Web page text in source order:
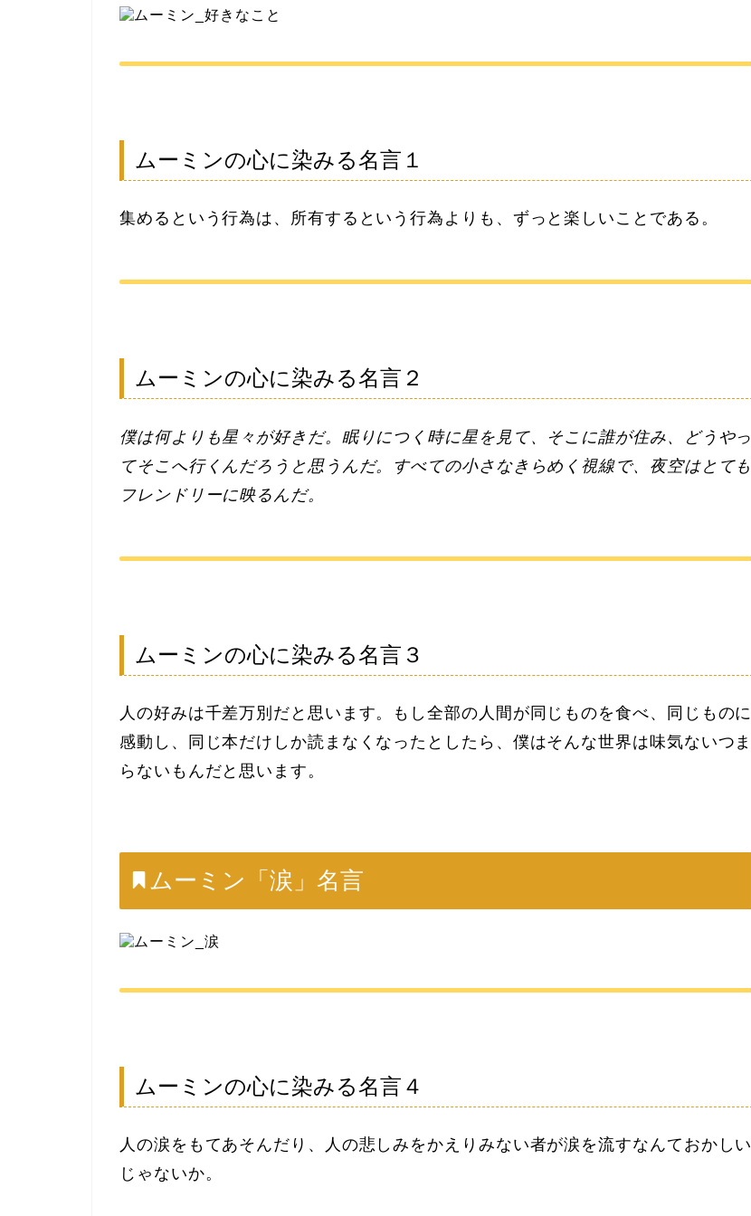
ムーミンの心に染みる名言１
集めるという行為は、所有するという行為よりも、ずっと楽しいことである。
ムーミンの心に染みる名言２
僕は何よりも星々が好きだ。眠りにつく時に星を見て、そこに誰が住み、どうやっ
てそこへ行くんだろうと思うんだ。すべての小さなきらめく視線で、夜空はとても
フレンドリーに映るんだ。
ムーミンの心に染みる名言３
人の好みは千差万別だと思います。もし全部の人間が同じものを食べ、同じものに
感動し、同じ本だけしか読まなくなったとしたら、僕はそんな世界は味気ないつま
らないもんだと思います。
ムーミン「涙」名言
ムーミンの心に染みる名言４
人の涙をもてあそんだり、人の悲しみをかえりみない者が涙を流すなんておかしい
じゃないか。